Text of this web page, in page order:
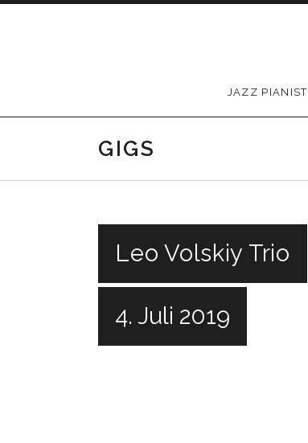
JAZZ PIANIST
GIGS
Leo Volskiy Trio
4. Juli 2019